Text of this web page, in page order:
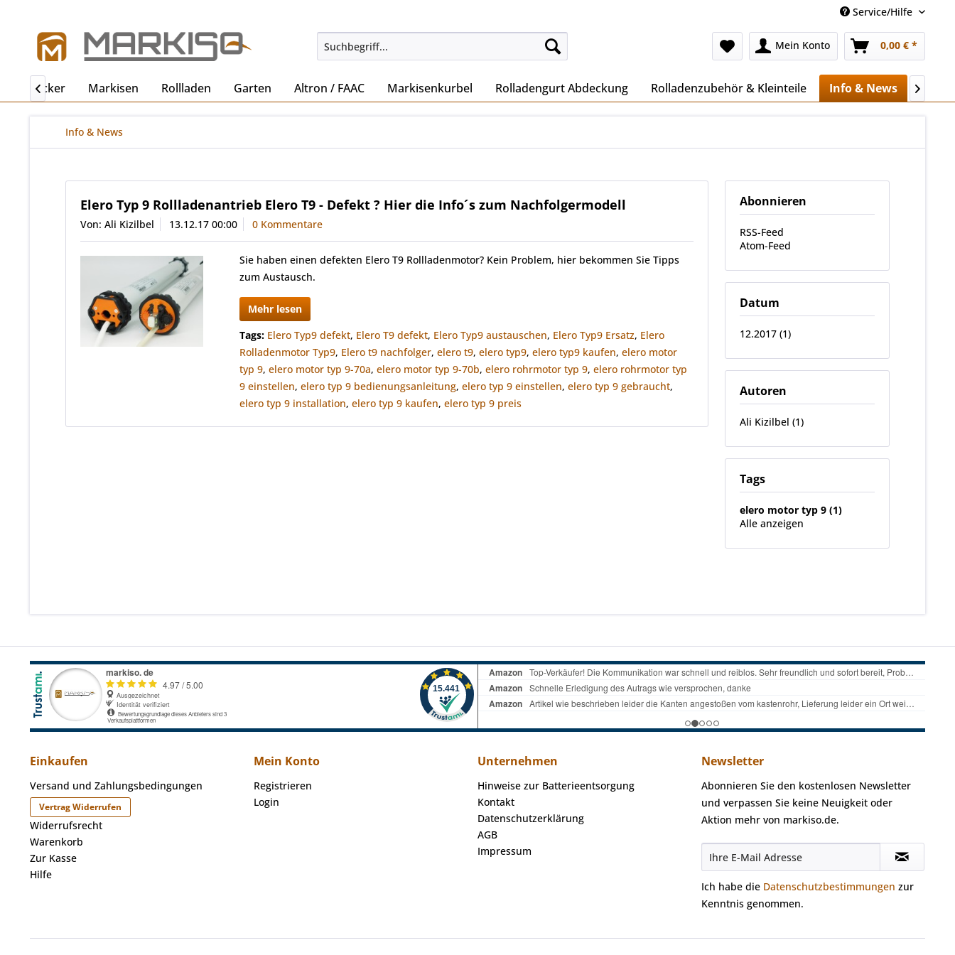
Service/Hilfe
Mein Konto 0,00 € *
Becker Markisen Rollladen Garten Altron / FAAC Markisenkurbel Rolladengurt Abdeckung Rolladenzubehör & Kleinteile Info & News
 
Info & News
Abonnieren
RSS-Feed
Atom-Feed
Datum
12.2017 (1)
Autoren
Ali Kizilbel (1)
Tags
elero motor typ 9 (1)
Alle anzeigen
Elero Typ 9 Rollladenantrieb Elero T9 - Defekt ? Hier die Info´s zum Nachfolgermodell
Von: Ali Kizilbel 13.12.17 00:00 0 Kommentare
Sie haben einen defekten Elero T9 Rollladenmotor? Kein Problem, hier bekommen Sie Tipps
zum Austausch.
Mehr lesen
Tags: Elero Typ9 defekt, Elero T9 defekt, Elero Typ9 austauschen, Elero Typ9 Ersatz, Elero
Rolladenmotor Typ9, Elero t9 nachfolger,elero t9,elero typ9,elero typ9 kaufen,elero motor
typ 9,elero motor typ 9-70a,elero motor typ 9-70b,elero rohrmotor typ 9,elero rohrmotor typ
9 einstellen,elero typ 9 bedienungsanleitung,elero typ 9 einstellen,elero typ 9 gebraucht,
elero typ 9 installation,elero typ 9 kaufen,elero typ 9 preis
Einkaufen
Versand und Zahlungsbedingungen
Vertrag Widerrufen
Widerrufsrecht
Warenkorb
Zur Kasse
Hilfe
Mein Konto
Registrieren
Login
Unternehmen
Hinweise zur Batterieentsorgung
Kontakt
Datenschutzerklärung
AGB
Impressum
Newsletter
Abonnieren Sie den kostenlosen Newsletter
und verpassen Sie keine Neuigkeit oder
Aktion mehr von markiso.de.
Ich habe die Datenschutzbestimmungen zur
Kenntnis genommen.